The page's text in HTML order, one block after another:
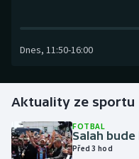
Gymnastika
Házená
Dnes, 11:50-16:00
Aktuality ze sportu
FOTBAL
Salah
Před 3 hod